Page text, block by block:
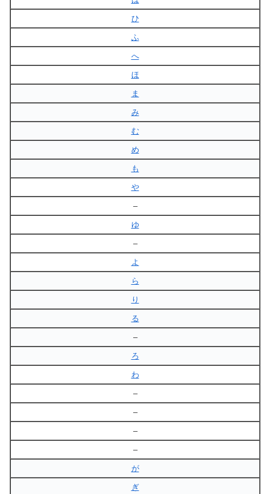
ひ
ふ
へ
ほ
ま
み
む
め
も
や
–
ゆ
–
よ
ら
り
る
–
ろ
わ
–
–
–
–
が
ぎ